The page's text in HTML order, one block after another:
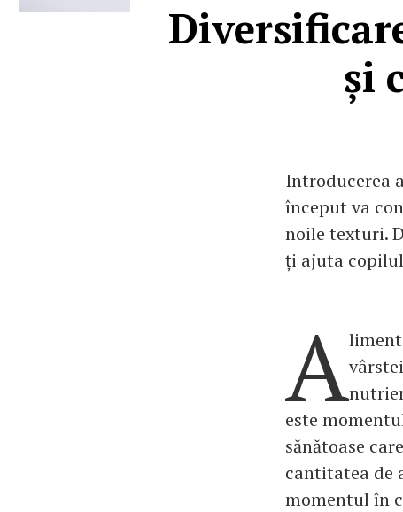
și
Introducerea
început va
noile texturi.
ți ajuta
A
este
sănătoase
cantitatea de
momentul în